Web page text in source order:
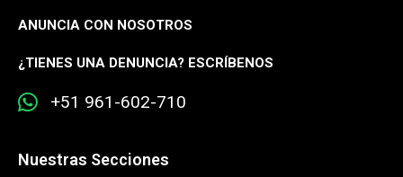
ANUNCIA CON NOSOTROS
¿TIENES UNA DENUNCIA? ESCRÍBENOS
+51 961-602-710
Nuestras Secciones